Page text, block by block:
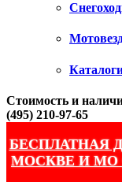
Стоимость и
(495) 210-97-65
БЕСПЛАТНАЯ
МОСКВЕ И МО